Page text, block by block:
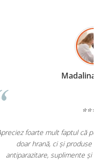
găsesc nu
farmacia veterinară:
de îngrijire. Este foarte